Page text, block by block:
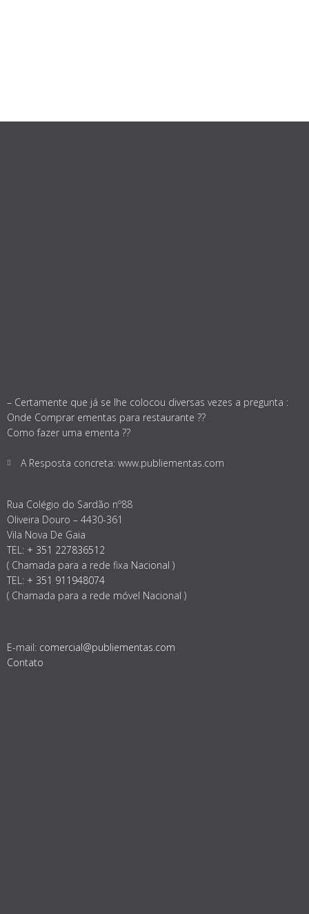
– Certamente que já se lhe colocou diversas vezes a pregunta :
Onde Comprar ementas para restaurante ??
Como fazer uma ementa ??
A Resposta concreta: www.publiementas.com
Rua Colégio do Sardão nº88
Oliveira Douro – 4430-361
Vila Nova De Gaia
TEL: + 351 227836512
( Chamada para a rede fixa Nacional )
TEL: + 351 911948074
( Chamada para a rede móvel Nacional )
E-mail: comercial@publiementas.com
Contato